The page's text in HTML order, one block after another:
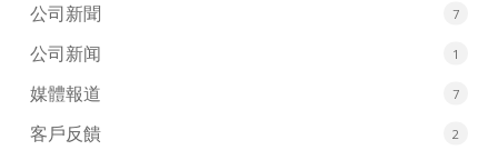
公司新聞 7
公司新闻 1
媒體報道 7
客戶反饋 2